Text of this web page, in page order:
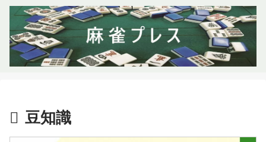
豆知識